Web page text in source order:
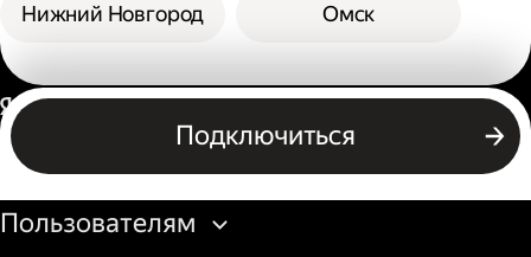
Нижний Новгород Омск
Подключиться
Россия
Бизнесу
Пользователям